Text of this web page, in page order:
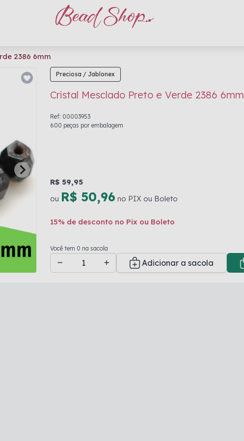
2386 6mm
Preciosa / Jablonex
Cristal Mesclado Preto e Verde 2386 6mm
Ref: 00003953
600 peças por embalagem
R$ 59,95
ou R$ 50,96 no PIX ou Boleto
15% de desconto no Pix ou Boleto
Você tem 0 na sacola
Adicionar a sacola